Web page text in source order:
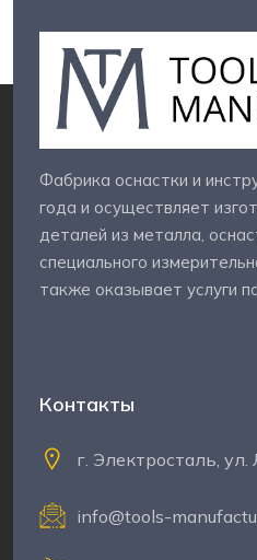
Фабрика оснастки и
года и осуществляет
деталей из металла,
специального
также оказывает услуги
Контакты
г. Электросталь, ул.
info@tools-